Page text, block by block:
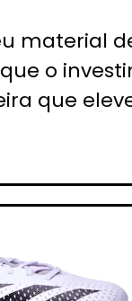
material
o
que